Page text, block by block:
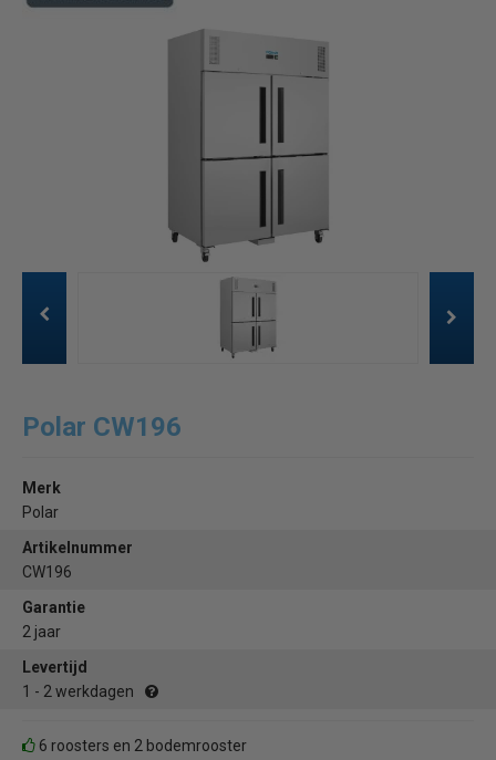
Polar CW196
Merk
Polar
Artikelnummer
CW196
Garantie
2 jaar
Levertijd
1 - 2 werkdagen
6 roosters en 2 bodemrooster